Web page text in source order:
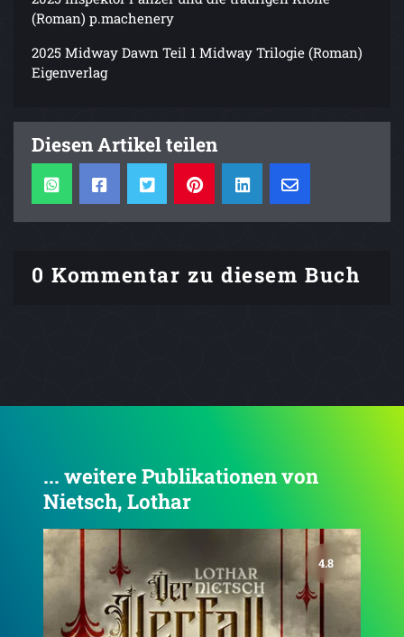
(Roman) p.machenery
2025 Midway Dawn Teil 1 Midway Trilogie (Roman)
Eigenverlag
Diesen Artikel teilen
0 Kommentar zu diesem Buch
... weitere Publikationen von
Nietsch, Lothar
4.8